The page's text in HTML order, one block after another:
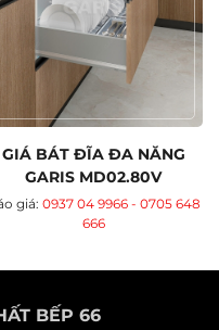
GIÁ BÁT ĐĨA ĐA NĂNG
GARIS MD02.80V
giá: 0937 04 9966 - 0705 648
666
BẾP 66